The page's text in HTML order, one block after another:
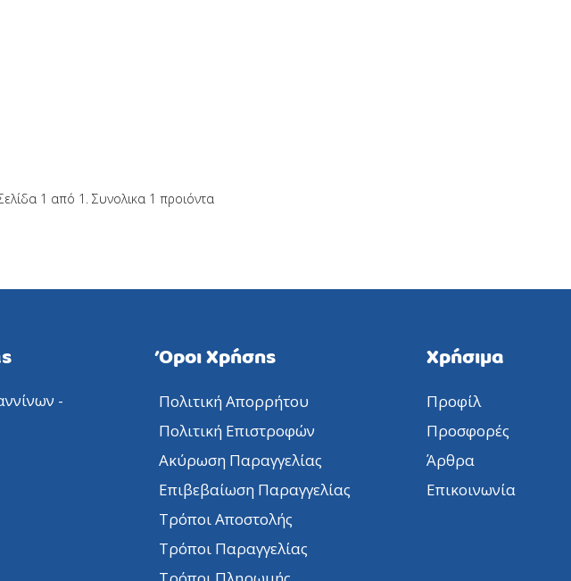
1 από 1. Συνολικα 1 προιόντα
-
Όροι Χρήσης
Πολιτική Απορρήτου
Πολιτική Επιστροφών
Ακύρωση Παραγγελίας
Επιβεβαίωση Παραγγελίας
Τρόποι Αποστολής
Τρόποι Παραγγελίας
Χρήσιμα
Προφίλ
Προσφορές
Άρθρα
Επικοινωνία